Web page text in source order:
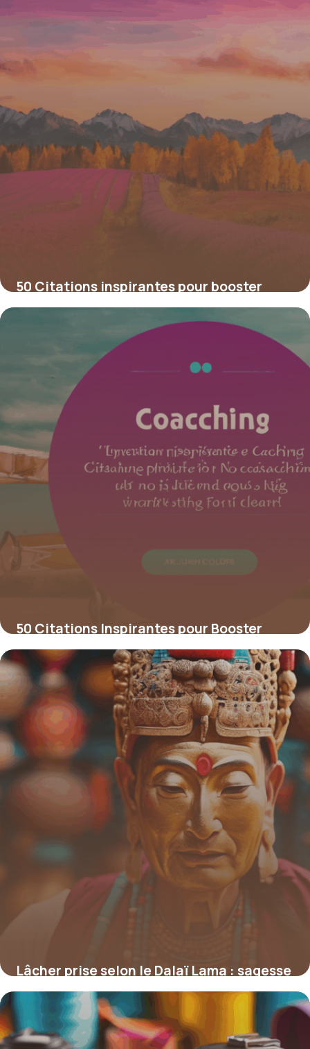
50 Citations inspirantes pour booster
votre démarche de coaching
50 Citations Inspirantes pour Booster
votre Parcours de Coaching
4 juillet 2025
Lâcher prise selon le Dalaï Lama : sagesse
et apaisement pour l’esprit
4 juillet 2025